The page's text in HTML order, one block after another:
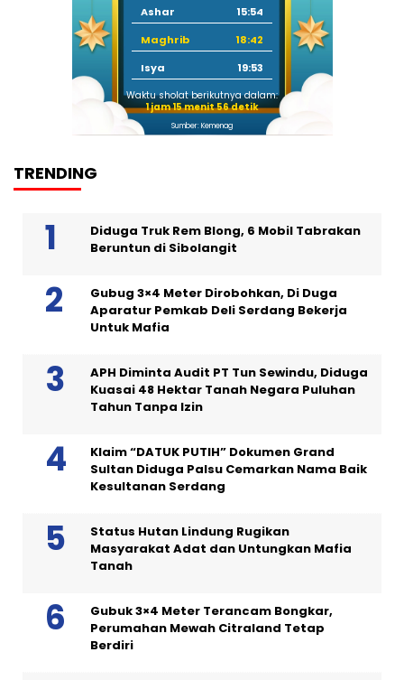
Ashar
15:54
Maghrib
18:42
Isya
19:53
Waktu sholat berikutnya dalam:
1 jam 15 menit 55 detik
Sumber: Kemenag
TRENDING
Diduga Truk Rem Blong, 6 Mobil Tabrakan
Beruntun di Sibolangit
Gubug 3×4 Meter Dirobohkan, Di Duga
Aparatur Pemkab Deli Serdang Bekerja
Untuk Mafia
APH Diminta Audit PT Tun Sewindu, Diduga
Kuasai 48 Hektar Tanah Negara Puluhan
Tahun Tanpa Izin
Klaim “DATUK PUTIH” Dokumen Grand
Sultan Diduga Palsu Cemarkan Nama Baik
Kesultanan Serdang
Status Hutan Lindung Rugikan
Masyarakat Adat dan Untungkan Mafia
Tanah
Gubuk 3×4 Meter Terancam Bongkar,
Perumahan Mewah Citraland Tetap
Berdiri